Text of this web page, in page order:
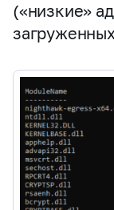
(«низкие»